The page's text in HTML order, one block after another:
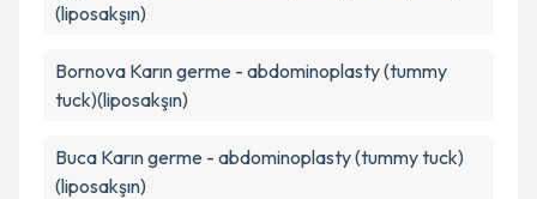
(liposakşın)
Bornova Karın germe - abdominoplasty (tummy
tuck)(liposakşın)
Buca Karın germe - abdominoplasty (tummy tuck)
(liposakşın)